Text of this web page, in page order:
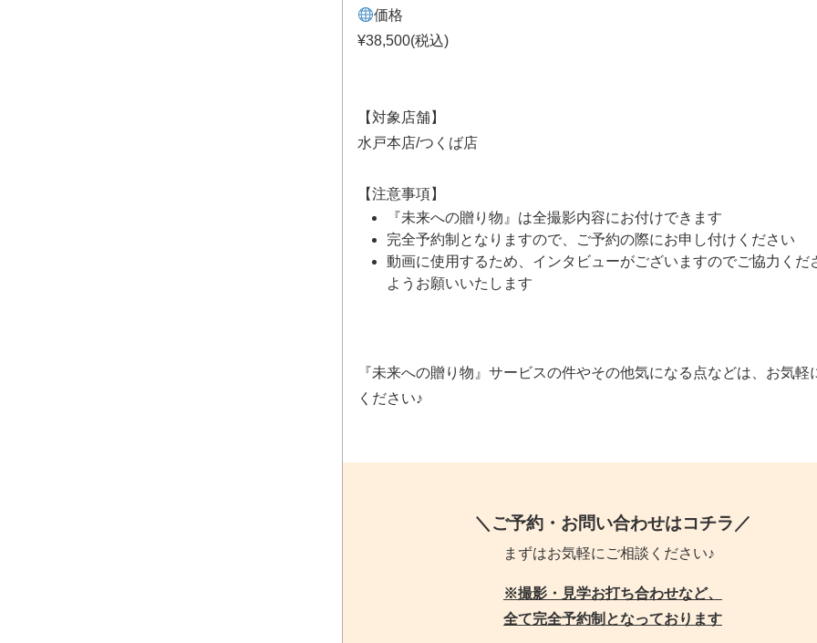
価格
¥38,500(税込)
【対象店舗】
水戸本店/つくば店
【注意事項】
『未来への贈り物』は全撮影内容にお付けできます
完全予約制となりますので、ご予約の際にお申し付けください
動画に使用するため、インタビューがございますのでご協力くだ
ようお願いいたします
『未来への贈り物』サービスの件やその他気になる点などは、お気軽
ください♪
＼ご予約・お問い合わせはコチラ／
まずはお気軽にご相談ください♪
※撮影・見学お打ち合わせなど、
全て完全予約制となっております